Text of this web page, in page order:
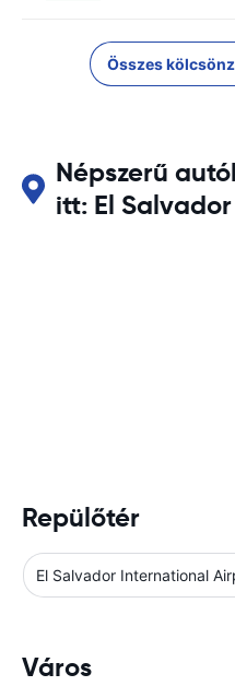
Összes
Népszerű
itt: El Salvador
Repülőtér
El Salvador International
Város